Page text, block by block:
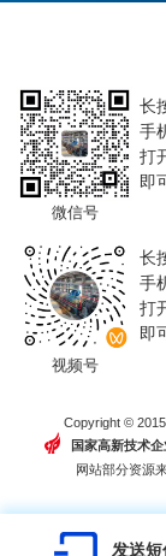
微信号
长
手
打
即
视频号
长
手
打
即
Copyright ©
国家高新技术
网站部分资源
发送短